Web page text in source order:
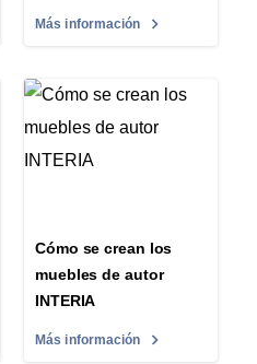
Más información
Cómo se crean los
muebles de autor
INTERIA
Más información